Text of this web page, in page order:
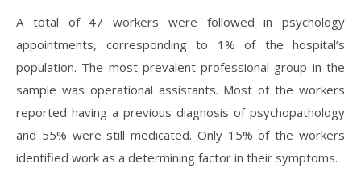
A total of 47 workers were followed in psychology
appointments, corresponding to 1% of the hospital’s
population. The most prevalent professional group in the
sample was operational assistants. Most of the workers
reported having a previous diagnosis of psychopathology
and 55% were still medicated. Only 15% of the workers
identified work as a determining factor in their symptoms.